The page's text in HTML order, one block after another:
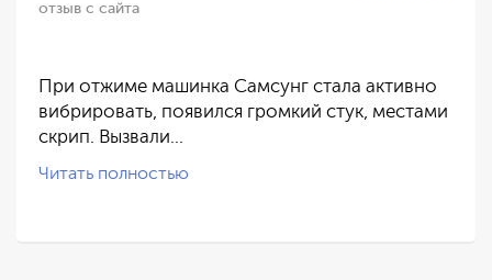
отзыв с сайта
При отжиме машинка Самсунг стала активно
вибрировать, появился громкий стук, местами
скрип. Вызвали…
Читать полностью